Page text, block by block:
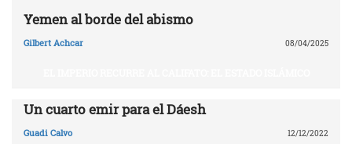
Yemen al borde del abismo
Gilbert Achcar 08/04/2025
Un cuarto emir para el Dáesh
Guadi Calvo 12/12/2022